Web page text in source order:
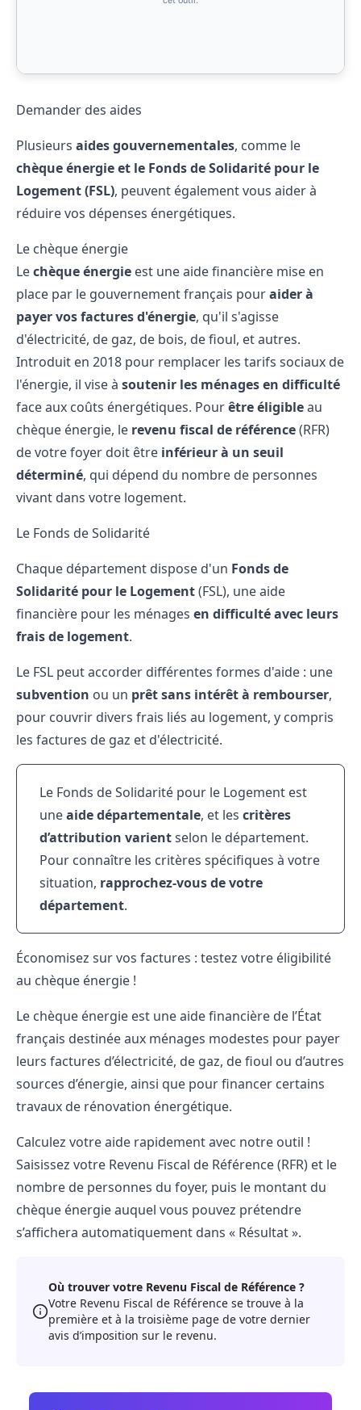
Demander des aides
Plusieurs aides gouvernementales, comme le
chèque énergie et le Fonds de Solidarité pour le
Logement (FSL), peuvent également vous aider à
réduire vos dépenses énergétiques.
Le chèque énergie
Lechèque énergie est une aide financière mise en
place par le gouvernement français pouraider à
payer vos factures d'énergie, qu'il s'agisse
d'électricité, de gaz, de bois, de fioul, et autres.
Introduit en 2018 pour remplacer les tarifs sociaux de
l'énergie, il vise à soutenir les ménages en difficulté
face aux coûts énergétiques. Pourêtre éligibleau
chèque énergie, le revenu fiscal de référence(RFR)
de votre foyer doit être inférieur à un seuil
déterminé, qui dépend du nombre de personnes
vivant dans votre logement.
Le Fonds de Solidarité
Chaque département dispose d'un Fonds de
Solidarité pour le Logement(FSL), une aide
financière pour les ménages en difficulté avec leurs
frais de logement.
Le FSL peut accorder différentes formes d'aide : une
subvention ou un prêt sans intérêt à rembourser,
pour couvrir divers frais liés au logement, y compris
les factures de gaz et d'électricité.
Le Fonds de Solidarité pour le Logement est
uneaide départementale, et les critères
d’attribution varientselon le département.
Pour connaître les critères spécifiques à votre
situation, rapprochez-vous de votre
département.
Économisez sur vos factures : testez votre éligibilité
au chèque énergie !
Le chèque énergie est une aide financière de l’État
français destinée aux ménages modestes pour payer
leurs factures d’électricité, de gaz, de fioul ou d’autres
sources d’énergie, ainsi que pour financer certains
travaux de rénovation énergétique.
Calculez votre aide rapidement avec notre outil !
Saisissez votre Revenu Fiscal de Référence (RFR) et le
nombre de personnes du foyer, puis le montant du
chèque énergie auquel vous pouvez prétendre
s’affichera automatiquement dans « Résultat ».
Où trouver votre Revenu Fiscal de Référence ?
Votre Revenu Fiscal de Référence se trouve à la
première et à la troisième page de votre dernier
avis d’imposition sur le revenu.